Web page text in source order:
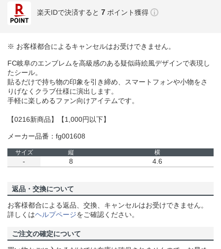
楽天IDで決済すると 7 ポイント獲得
※ お客様都合によるキャンセルはお受けできません。
FC岐阜のエンブレムを高級感のある疑似蒔絵風デザインで表現し
たシール。
貼るだけで持ち物の印象を引き締め、スマートフォンや小物をさ
りげなくクラブ仕様に演出します。
手軽に楽しめるファン向けアイテムです。
【0216新商品】【1,000円以下】
メーカー品番：fg001608
サイズ 縦 横
- 8 4.6
返品・交換について
お客様都合による返品、交換、キャンセルはお受けできません。
詳しくはヘルプページをご確認ください。
ご注文の確定について